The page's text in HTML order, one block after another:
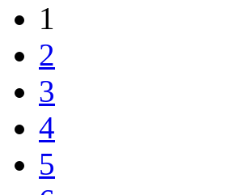
1
2
3
4
5